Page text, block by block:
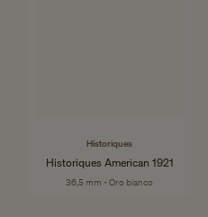
Historiques
Historiques American 1921
36,5 mm - Oro bianco